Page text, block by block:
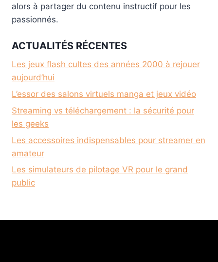
alors à partager du contenu instructif pour les
passionnés.
ACTUALITÉS RÉCENTES
Les jeux flash cultes des années 2000 à rejouer
aujourd’hui
L’essor des salons virtuels manga et jeux vidéo
Streaming vs téléchargement : la sécurité pour
les geeks
Les accessoires indispensables pour streamer en
amateur
Les simulateurs de pilotage VR pour le grand
public